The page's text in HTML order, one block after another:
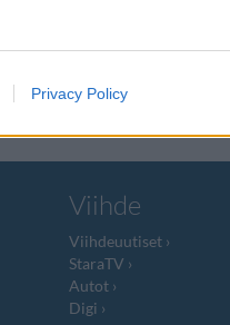
Privacy Policy
Viihde
Viihdeuutiset
StaraTV
Autot
Digi